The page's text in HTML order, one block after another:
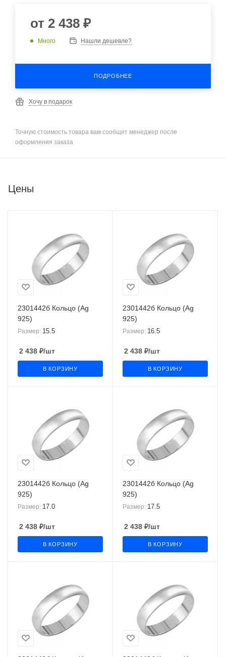
от 2 438 ₽
Много Нашли дешевле?
ПОДРОБНЕЕ
Хочу в подарок
Точную стоимость товара вам сообщит менеджер после
оформления заказа
Цены
2301442б Кольцо (Ag
925)
Размер: 15.5
2 438 ₽/шт
В КОРЗИНУ
2301442б Кольцо (Ag
925)
Размер: 16.5
2 438 ₽/шт
В КОРЗИНУ
2301442б Кольцо (Ag
925)
Размер: 17.0
2 438 ₽/шт
В КОРЗИНУ
2301442б Кольцо (Ag
925)
Размер: 17.5
2 438 ₽/шт
В КОРЗИНУ